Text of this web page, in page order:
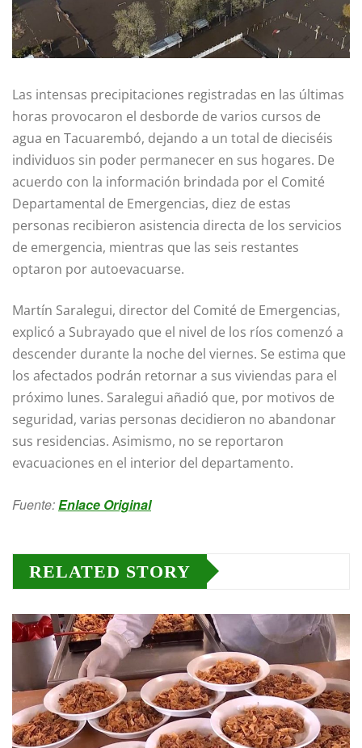
Las intensas precipitaciones registradas en las últimas
horas provocaron el desborde de varios cursos de
agua en Tacuarembó, dejando a un total de dieciséis
individuos sin poder permanecer en sus hogares. De
acuerdo con la información brindada por el Comité
Departamental de Emergencias, diez de estas
personas recibieron asistencia directa de los servicios
de emergencia, mientras que las seis restantes
optaron por autoevacuarse.
Martín Saralegui, director del Comité de Emergencias,
explicó a Subrayado que el nivel de los ríos comenzó a
descender durante la noche del viernes. Se estima que
los afectados podrán retornar a sus viviendas para el
próximo lunes. Saralegui añadió que, por motivos de
seguridad, varias personas decidieron no abandonar
sus residencias. Asimismo, no se reportaron
evacuaciones en el interior del departamento.
Fuente:Enlace Original
RELATED STORY